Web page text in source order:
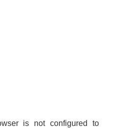
is not configured to